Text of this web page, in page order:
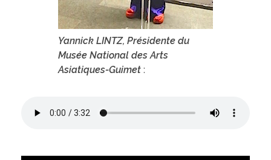
Yannick LINTZ, Présidente du
Musée National des Arts
Asiatiques-Guimet :